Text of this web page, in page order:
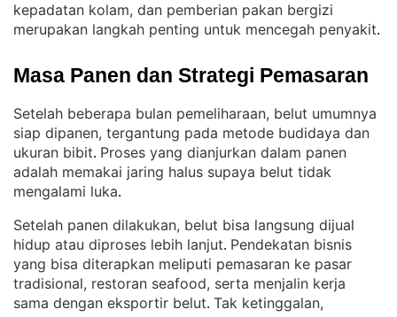
kepadatan kolam, dan pemberian pakan bergizi
merupakan langkah penting untuk mencegah penyakit.
Masa Panen dan Strategi Pemasaran
Setelah beberapa bulan pemeliharaan, belut umumnya
siap dipanen, tergantung pada metode budidaya dan
ukuran bibit. Proses yang dianjurkan dalam panen
adalah memakai jaring halus supaya belut tidak
mengalami luka.
Setelah panen dilakukan, belut bisa langsung dijual
hidup atau diproses lebih lanjut. Pendekatan bisnis
yang bisa diterapkan meliputi pemasaran ke pasar
tradisional, restoran seafood, serta menjalin kerja
sama dengan eksportir belut. Tak ketinggalan,